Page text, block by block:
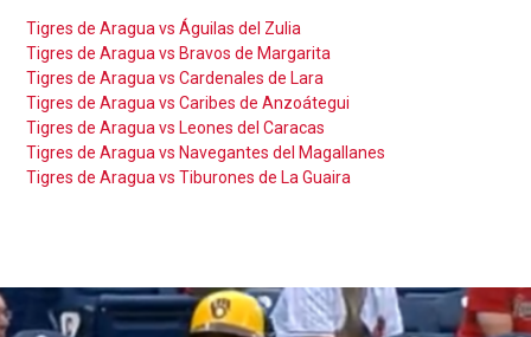
Tigres de Aragua vs Águilas del Zulia
Tigres de Aragua vs Bravos de Margarita
Tigres de Aragua vs Cardenales de Lara
Tigres de Aragua vs Caribes de Anzoátegui
Tigres de Aragua vs Leones del Caracas
Tigres de Aragua vs Navegantes del Magallanes
Tigres de Aragua vs Tiburones de La Guaira